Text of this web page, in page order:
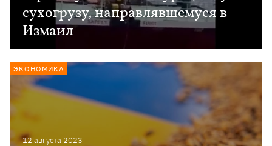
сухогрузу, направлявшемуся в
Измаил
12 августа 2023
ЭКОНОМИКА